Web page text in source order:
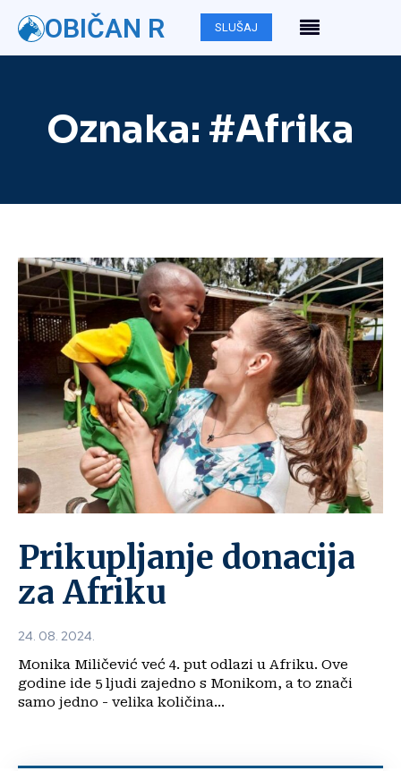
OBIČAN R SLUŠAJ
Oznaka: #Afrika
Prikupljanje donacija
za Afriku
24. 08. 2024.
Monika Miličević već 4. put odlazi u Afriku. Ove
godine ide 5 ljudi zajedno s Monikom, a to znači
samo jedno - velika količina...